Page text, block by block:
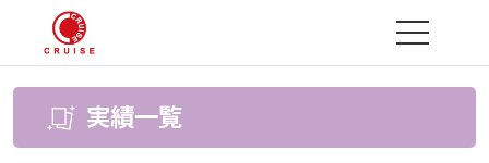
MENU
実績一覧